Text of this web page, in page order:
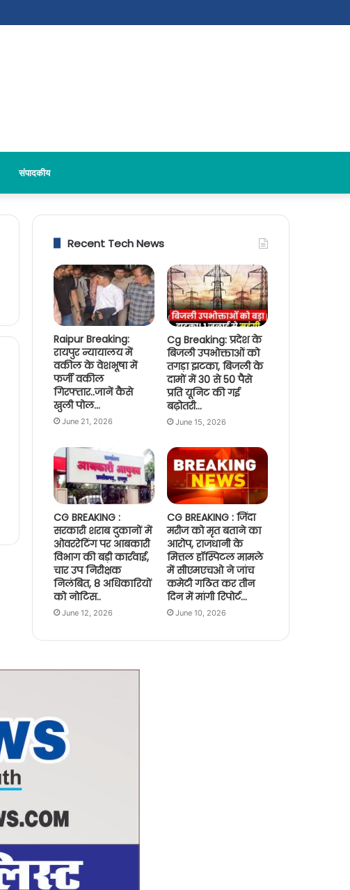
संपादकीय
Recent Tech News
Raipur Breaking:
रायपुर न्यायालय में
वकील के वेशभूषा में
फर्जी वकील
गिरफ्तार..जानें कैसे
खुली पोल…
June 21, 2026
Cg Breaking: प्रदेश के
बिजली उपभोक्ताओं को
तगड़ा झटका, बिजली के
दामों में 30 से 50 पैसे
प्रति यूनिट की गई
बढ़ोतरी…
June 15, 2026
CG BREAKING :
सरकारी शराब दुकानों में
ओवररेटिंग पर आबकारी
विभाग की बड़ी कार्रवाई,
चार उप निरीक्षक
निलंबित, 8 अधिकारियों
को नोटिस..
June 12, 2026
CG BREAKING : जिंदा
मरीज को मृत बताने का
आरोप, राजधानी के
मित्तल हॉस्पिटल मामले
में सीएमएचओ ने जांच
कमेटी गठित कर तीन
दिन में मांगी रिपोर्ट…
June 10, 2026